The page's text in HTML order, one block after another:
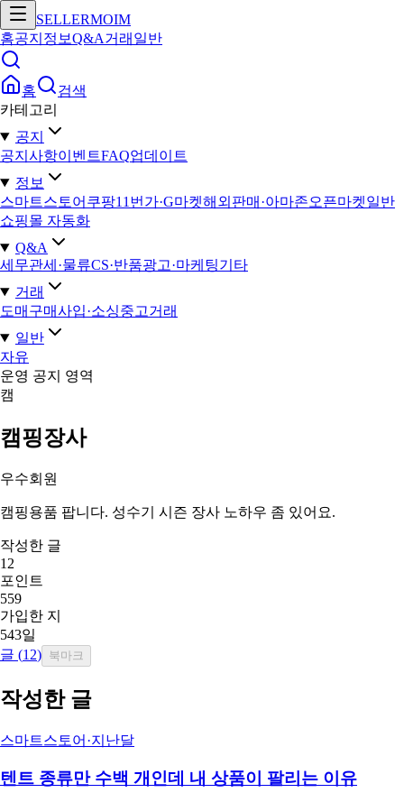
SELLERMOIM
홈공지 정보Q&A거래 일반
홈
검색
카테고리
공지
공지사항이벤트FAQ업데이트
정보
스마트스토어 쿠팡11번가·G마켓해외판매·아마존오픈마켓일반
쇼핑몰 자동화
Q&A
세무관세·물류CS·반품광고·마케팅기타
거래
도매구매사입·소싱중고거래
일반
자유
운영 공지 영역
캠
캠핑장사
우수회원
캠핑용품 팝니다. 성수기 시즌 장사 노하우 좀 있어요.
작성한 글
12
포인트
559
가입한 지
543일
글 (12) 북마크
작성한 글
스마트스토어 ·지난달
텐트 종류만 수백 개인데 내 상품이 팔리는 이유